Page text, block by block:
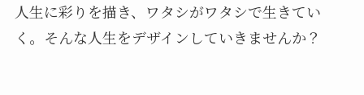
人生に彩りを描き、ワタシがワタシで生きてい
く。そんな人生をデザインしていきませんか？